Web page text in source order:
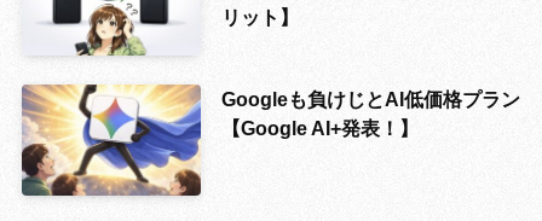
リット】
Googleも負けじとAI低価格プラン
【Google AI+発表！】